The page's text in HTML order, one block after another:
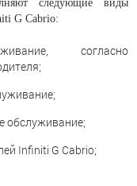
следующие виды
G Cabrio:
согласно
обслуживание;
Infiniti G Cabrio;